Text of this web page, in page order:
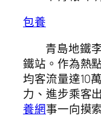
包養
青島地鐵
鐵站。作為熱
均客流量達10
力、進步乘客
養網事一向摸